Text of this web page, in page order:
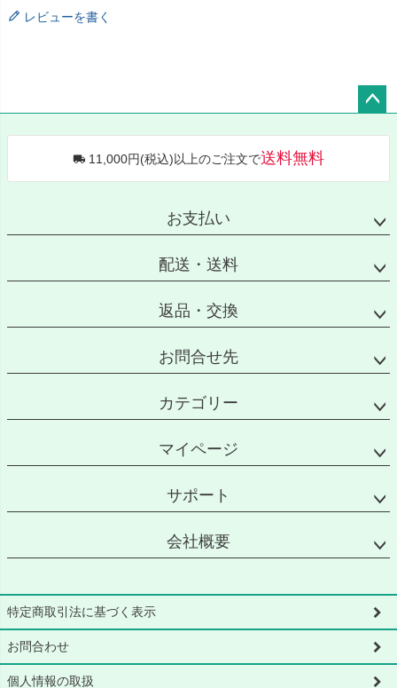
レビューを書く
へ
11,000円(税込)以上のご注文で送料無料
お支払い
配送・送料
返品・交換
お問合せ先
カテゴリー
マイページ
サポート
会社概要
特定商取引法に基づく表示
お問合わせ
個人情報の取扱